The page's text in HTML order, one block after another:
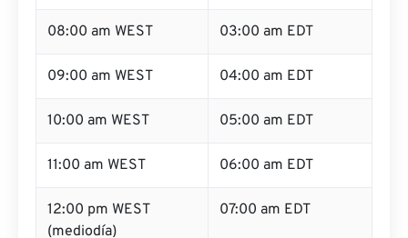
08:00 am WEST 03:00 am EDT
09:00 am WEST 04:00 am EDT
10:00 am WEST 05:00 am EDT
11:00 am WEST 06:00 am EDT
12:00 pm WEST
(mediodía)
07:00 am EDT